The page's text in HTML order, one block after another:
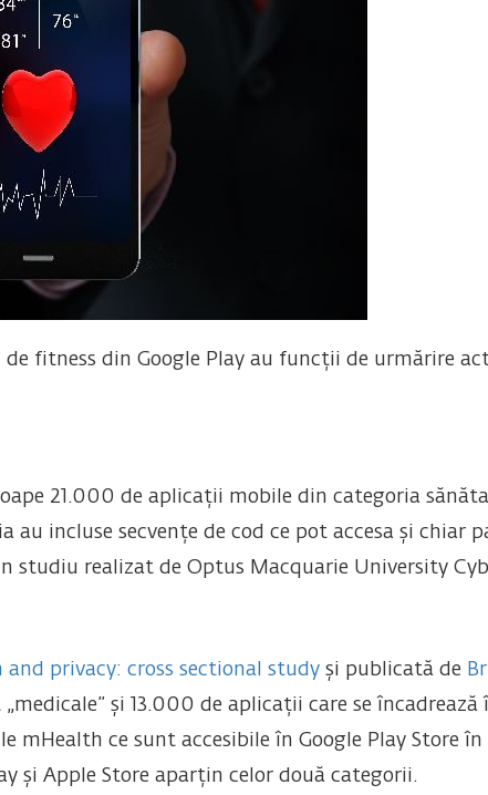
fitness din Google Play au funcții de urmărire
21.000 de aplicații mobile din categoria
au incluse secvențe de cod ce pot accesa și chiar
realizat de Optus Macquarie University
privacy: cross sectional studyși publicată de
și 13.000 de aplicații care se încadrează
mHealth ce sunt accesibile în Google Play Store
și Apple Store aparțin celor două categorii.